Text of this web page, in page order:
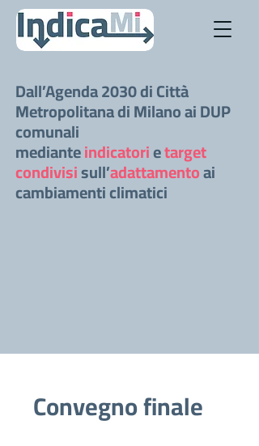
Dall’Agenda 2030 di Città
Metropolitana di Milano ai DUP
comunali
medianteindicatorietarget
condivisisull’adattamentoai
cambiamenti climatici
Convegno finale